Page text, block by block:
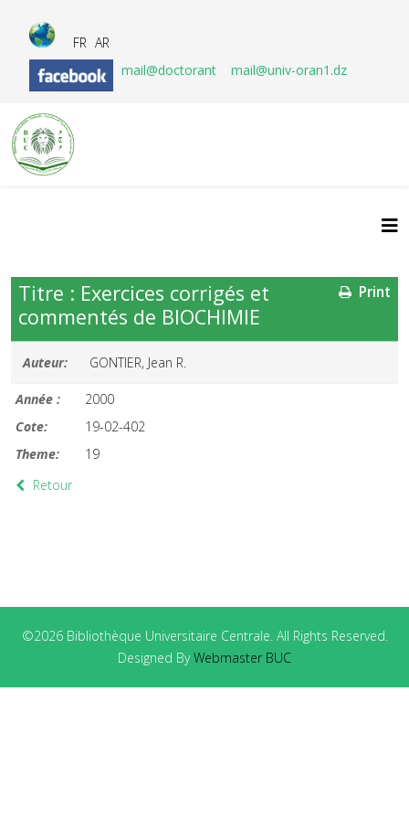
FR AR
mail@doctorant
mail@univ-oran1.dz
Print
Titre : Exercices corrigés et
commentés de BIOCHIMIE
Auteur: GONTIER, Jean R.
Année :
2000
Cote:
19-02-402
Theme:
19
Retour
©2026 Bibliothèque Universitaire Centrale. All Rights Reserved.
Designed ByWebmaster BUC